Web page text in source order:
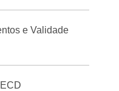
e Validade